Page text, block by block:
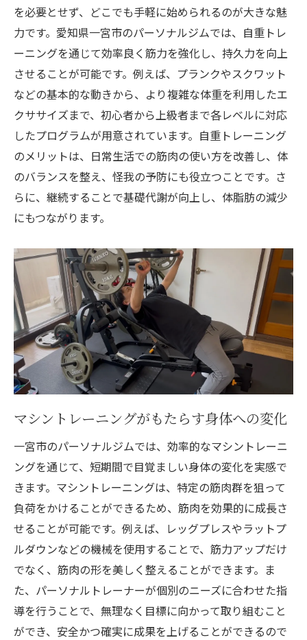
を必要とせず、どこでも手軽に始められるのが大きな魅
力です。愛知県一宮市のパーソナルジムでは、自重トレ
ーニングを通じて効率良く筋力を強化し、持久力を向上
させることが可能です。例えば、プランクやスクワット
などの基本的な動きから、より複雑な体重を利用したエ
クササイズまで、初心者から上級者まで各レベルに対応
したプログラムが用意されています。自重トレーニング
のメリットは、日常生活での筋肉の使い方を改善し、体
のバランスを整え、怪我の予防にも役立つことです。さ
らに、継続することで基礎代謝が向上し、体脂肪の減少
にもつながります。
マシントレーニングがもたらす身体への変化
一宮市のパーソナルジムでは、効率的なマシントレーニ
ングを通じて、短期間で目覚ましい身体の変化を実感で
きます。マシントレーニングは、特定の筋肉群を狙って
負荷をかけることができるため、筋肉を効果的に成長さ
せることが可能です。例えば、レッグプレスやラットプ
ルダウンなどの機械を使用することで、筋力アップだけ
でなく、筋肉の形を美しく整えることができます。ま
た、パーソナルトレーナーが個別のニーズに合わせた指
導を行うことで、無理なく目標に向かって取り組むこと
ができ、安全かつ確実に成果を上げることができるので